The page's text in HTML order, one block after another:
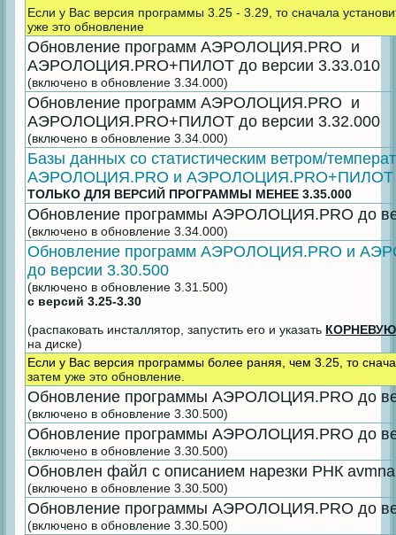
Если у Вас версия программы 3.25 - 3.29, то сначала
уже это обновление
Обновление программ АЭРОЛОЦИЯ.PRO и
АЭРОЛОЦИЯ.PRO+ПИЛОТ до версии 3.33.010
(включено в обновление 3.34.000)
Обновление программ АЭРОЛОЦИЯ.PRO и
АЭРОЛОЦИЯ.PRO+ПИЛОТ до версии 3.32.000
(включено в обновление 3.34.000)
Базы данных со статистическим ветром/
АЭРОЛОЦИЯ.PRO и АЭРОЛОЦИЯ.PRO+ПИЛОТ
ТОЛЬКО ДЛЯ ВЕРСИЙ ПРОГРАММЫ МЕНЕЕ 3.35.000
Обновление программы АЭРОЛОЦИЯ.PRO до
(включено в обновление 3.34.000)
Обновление программ АЭРОЛОЦИЯ.PRO и
до версии 3.30.500
(включено в обновление 3.31.500)
с версий 3.25-3.30
(распаковать инсталлятор, запустить его и указать
на диске)
Если у Вас версия программы более раняя, чем 3.25, то
затем уже это обновление.
Обновление программы АЭРОЛОЦИЯ.PRO до
(включено в обновление 3.30.500)
Обновление программы АЭРОЛОЦИЯ.PRO до
(включено в обновление 3.30.500)
Обновлен файл с описанием нарезки РНК
(включено в обновление 3.30.500)
Обновление программы АЭРОЛОЦИЯ.PRO до
(включено в обновление 3.30.500)